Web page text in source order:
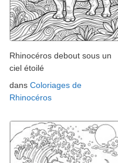
Rhinocéros debout sous un
ciel étoilé
dans Coloriages de
Rhinocéros